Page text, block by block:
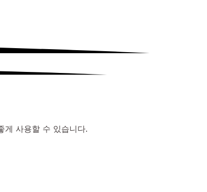
게 사용할 수 있습니다.